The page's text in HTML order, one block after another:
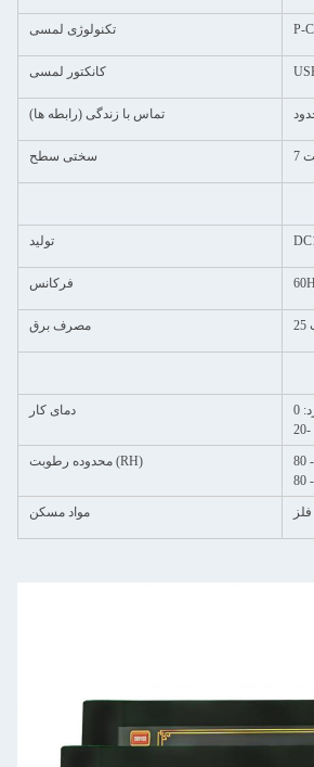
تکنولوژی لمسی P-
کانکتور لمسی
تماس با زندگی (رابطه ها)
سختی سطح 7
تولید
فرکانس
مصرف برق
دمای کار
محدوده رطوبت (RH)
مواد مسکن فلز